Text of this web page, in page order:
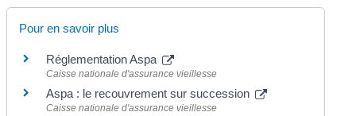
Pour en savoir plus
Réglementation Aspa
Caisse nationale d'assurance vieillesse
Aspa : le recouvrement sur succession
Caisse nationale d'assurance vieillesse